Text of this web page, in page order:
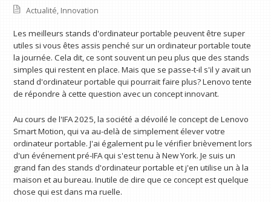
Actualité, Innovation
Les meilleurs stands d'ordinateur portable peuvent être super
utiles si vous êtes assis penché sur un ordinateur portable toute
la journée. Cela dit, ce sont souvent un peu plus que des stands
simples qui restent en place. Mais que se passe-t-il s'il y avait un
stand d'ordinateur portable qui pourrait faire plus? Lenovo tente
de répondre à cette question avec un concept innovant.
Au cours de l'IFA 2025, la société a dévoilé le concept de Lenovo
Smart Motion, qui va au-delà de simplement élever votre
ordinateur portable. J'ai également pu le vérifier brièvement lors
d'un événement pré-IFA qui s'est tenu à New York. Je suis un
grand fan des stands d'ordinateur portable et j'en utilise un à la
maison et au bureau. Inutile de dire que ce concept est quelque
chose qui est dans ma ruelle.